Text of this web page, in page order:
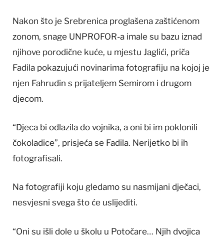
Nakon što je Srebrenica proglašena zaštićenom
zonom, snage UNPROFOR-a imale su bazu iznad
njihove porodične kuće, u mjestu Jaglići, priča
Fadila pokazujući novinarima fotografiju na kojoj je
njen Fahrudin s prijateljem Semirom i drugom
djecom.
“Djeca bi odlazila do vojnika, a oni bi im poklonili
čokoladice”, prisjeća se Fadila. Nerijetko bi ih
fotografisali.
Na fotografiji koju gledamo su nasmijani dječaci,
nesvjesni svega što će uslijediti.
“Oni su išli dole u školu u Potočare… Njih dvojica